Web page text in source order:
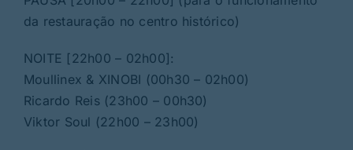
da restauração no centro histórico)
NOITE [22h00 – 02h00]:
Moullinex & XINOBI (00h30 – 02h00)
Ricardo Reis (23h00 – 00h30)
Viktor Soul (22h00 – 23h00)